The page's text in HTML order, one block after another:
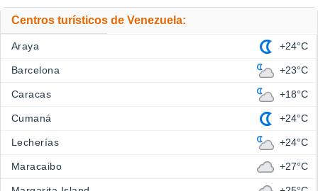
Centros turísticos de Venezuela:
Araya +24°C
Barcelona +23°C
Caracas +18°C
Cumaná +24°C
Lecherías +24°C
Maracaibo +27°C